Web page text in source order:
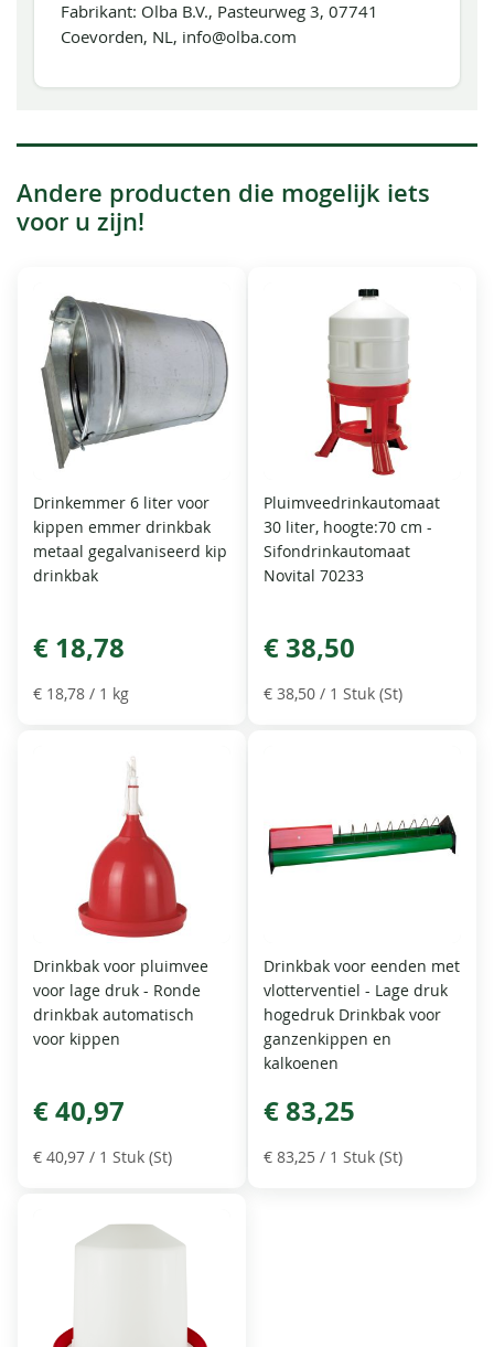
Fabrikant: Olba B.V., Pasteurweg 3, 07741
Coevorden, NL, info@olba.com
Andere producten die mogelijk iets
voor u zijn!
Drinkemmer 6 liter voor
kippen emmer drinkbak
metaal gegalvaniseerd kip
drinkbak
€ 18,78
€ 18,78 / 1 kg
Pluimveedrinkautomaat
30 liter, hoogte:70 cm -
Sifondrinkautomaat
Novital 70233
€ 38,50
€ 38,50 / 1 Stuk (St)
Drinkbak voor pluimvee
voor lage druk - Ronde
drinkbak automatisch
voor kippen
€ 40,97
€ 40,97 / 1 Stuk (St)
Drinkbak voor eenden met
vlotterventiel - Lage druk
hogedruk Drinkbak voor
ganzenkippen en
kalkoenen
€ 83,25
€ 83,25 / 1 Stuk (St)